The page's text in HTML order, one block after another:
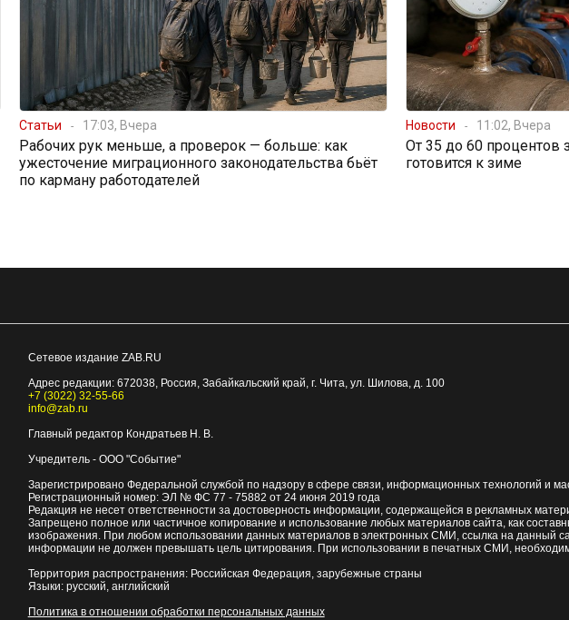
Статьи 17:03, Вчера
Рабочих рук меньше, а проверок — больше: как
ужесточение миграционного законодательства бьёт
по карману работодателей
Новости 11:02, Вчера
От 35 до 60 процентов
готовится к зиме
Сетевое издание ZAB.RU
Адрес редакции: 672038, Россия, Забайкальский край, г. Чита, ул. Шилова, д. 100
+7 (3022) 32-55-66
info@zab.ru
Главный редактор Кондратьев Н. В.
Учредитель - ООО "Событие"
Зарегистрировано Федеральной службой по надзору в сфере связи, информационных технологий и
Регистрационный номер: ЭЛ № ФС 77 - 75882 от 24 июня 2019 года
Редакция не несет ответственности за достоверность информации, содержащейся в рекламных
Запрещено полное или частичное копирование и использование любых материалов сайта, как
изображения. При любом использовании данных материалов в электронных СМИ, ссылка на данный
информации не должен превышать цель цитирования. При использовании в печатных СМИ,
Территория распространения: Российская Федерация, зарубежные страны
Языки: русский, английский
Политика в отношении обработки персональных данных